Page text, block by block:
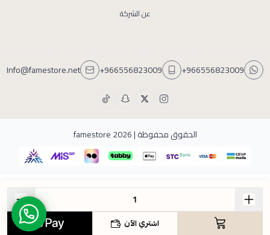
اشتري الآن
عن الشركة
+966556823009
+966556823009
Info@famestore.net
الحقوق محفوظة | 2026 famestore